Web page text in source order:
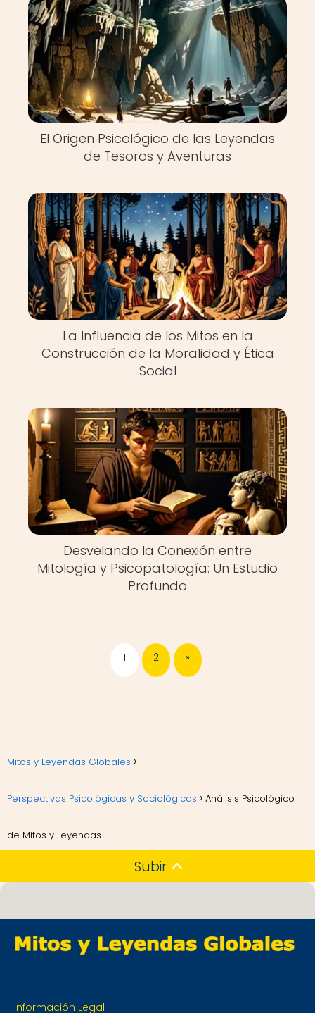
El Origen Psicológico de las Leyendas
de Tesoros y Aventuras
La Influencia de los Mitos en la
Construcción de la Moralidad y Ética
Social
Desvelando la Conexión entre
Mitología y Psicopatología: Un Estudio
Profundo
1 2 »
Mitos y Leyendas Globales
Perspectivas Psicológicas y Sociológicas Análisis Psicológico
de Mitos y Leyendas
Subir
Información Legal